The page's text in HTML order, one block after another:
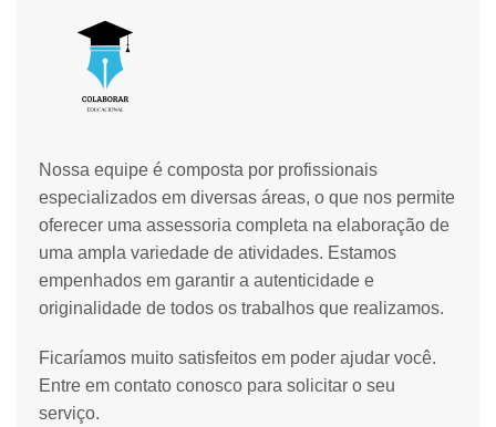
Nossa equipe é composta por profissionais
especializados em diversas áreas, o que nos permite
oferecer uma assessoria completa na elaboração de
uma ampla variedade de atividades. Estamos
empenhados em garantir a autenticidade e
originalidade de todos os trabalhos que realizamos.
Ficaríamos muito satisfeitos em poder ajudar você.
Entre em contato conosco para solicitar o seu
serviço.